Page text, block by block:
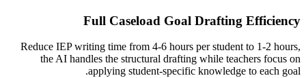
Full Caseload Goal Drafting Efficiency
Reduce IEP writing time from 4-6 hours per student to 1-2 hours,
the AI handles the structural drafting while teachers focus on
applying student-specific knowledge to each goal.